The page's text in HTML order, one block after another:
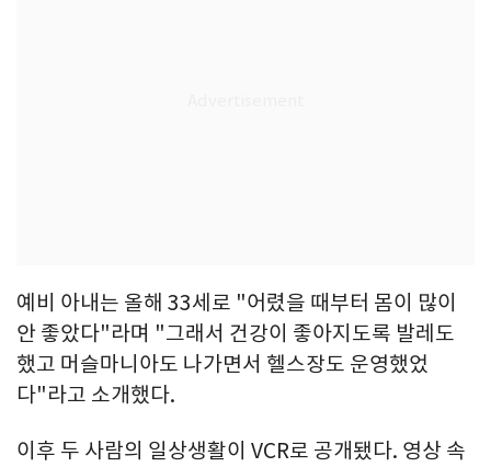
예비 아내는 올해 33세로 "어렸을 때부터 몸이 많이
안 좋았다"라며 "그래서 건강이 좋아지도록 발레도
했고 머슬마니아도 나가면서 헬스장도 운영했었
다"라고 소개했다.
이후 두 사람의 일상생활이 VCR로 공개됐다. 영상 속